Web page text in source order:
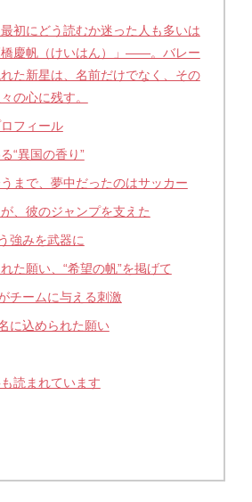
初にどう読むか迷った人も多いは
慶帆（けいはん）」――。バレー
た新星は、名前だけでなく、その
の心に残す。
フィール
“異国の香り”
まで、夢中だったのはサッカー
、彼のジャンプを支えた
強みを武器に
た願い、“希望の帆”を掲げて
チームに与える刺激
に込められた願い
読まれています